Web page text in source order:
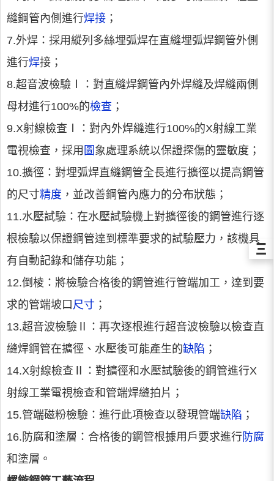
縫鋼管內側進行焊接 ；
7.外焊：採用縱列多絲埋弧焊在直縫埋弧焊鋼管外側
進行焊接；
8.超音波檢驗Ⅰ：對直縫焊鋼管內外焊縫及焊縫兩側
母材進行100%的檢查 ；
9.X射線檢查Ⅰ：對內外焊縫進行100%的X射線工業
電視檢查，採用 圖 象處理系統以保證探傷的靈敏度；
10.擴徑：對埋弧焊直縫鋼管全長進行擴徑以提高鋼管
的尺寸精度 ，並改善鋼管內應力的分布狀態；
11.水壓試驗：在水壓試驗機上對擴徑後的鋼管進行逐
根檢驗以保證鋼管達到標準要求的試驗壓力，該機具
有自動記錄和儲存功能；
12.倒棱：將檢驗合格後的鋼管進行管端加工，達到要
求的管端坡口 尺寸 ；
13.超音波檢驗Ⅱ：再次逐根進行超音波檢驗以檢查直
縫焊鋼管在擴徑、水壓後可能產生的缺陷 ；
14.X射線檢查Ⅱ：對擴徑和水壓試驗後的鋼管進行X
射線工業電視檢查和管端焊縫拍片；
15.管端磁粉檢驗：進行此項檢查以發現管端缺陷 ；
16.防腐和塗層：合格後的鋼管根據用戶要求進行防腐
和塗層。
Ξ